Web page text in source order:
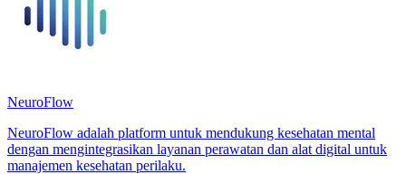
NeuroFlow
NeuroFlow adalah platform untuk mendukung kesehatan mental
dengan mengintegrasikan layanan perawatan dan alat digital untuk
manajemen kesehatan perilaku.